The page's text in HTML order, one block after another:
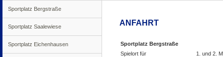
Sportplatz Bergstraße
Sportplatz Saalewiese
Sportplatz Eichenhausen
ANFAHRT
Sportplatz Bergstraße
Spielort für
1. und 2.